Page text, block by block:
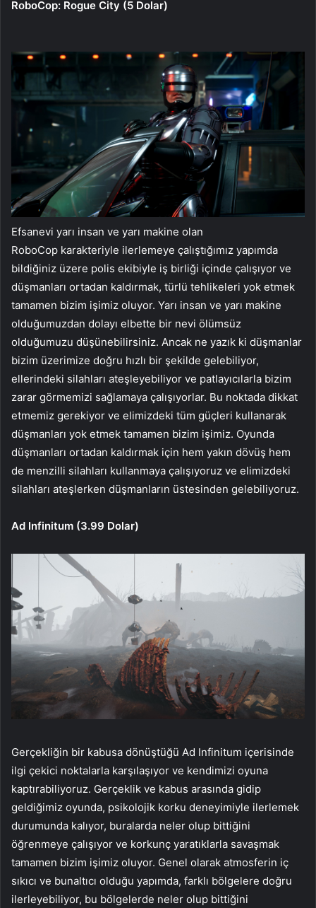
RoboCop: Rogue City (5 Dolar)
Efsanevi yarı insan ve yarı makine olan
RoboCop karakteriyle ilerlemeye çalıştığımız yapımda
bildiğiniz üzere polis ekibiyle iş birliği içinde çalışıyor ve
düşmanları ortadan kaldırmak, türlü tehlikeleri yok etmek
tamamen bizim işimiz oluyor. Yarı insan ve yarı makine
olduğumuzdan dolayı elbette bir nevi ölümsüz
olduğumuzu düşünebilirsiniz. Ancak ne yazık ki düşmanlar
bizim üzerimize doğru hızlı bir şekilde gelebiliyor,
ellerindeki silahları ateşleyebiliyor ve patlayıcılarla bizim
zarar görmemizi sağlamaya çalışıyorlar. Bu noktada dikkat
etmemiz gerekiyor ve elimizdeki tüm güçleri kullanarak
düşmanları yok etmek tamamen bizim işimiz. Oyunda
düşmanları ortadan kaldırmak için hem yakın dövüş hem
de menzilli silahları kullanmaya çalışıyoruz ve elimizdeki
silahları ateşlerken düşmanların üstesinden gelebiliyoruz.
Ad Infinitum (3.99 Dolar)
Gerçekliğin bir kabusa dönüştüğü Ad Infinitum içerisinde
ilgi çekici noktalarla karşılaşıyor ve kendimizi oyuna
kaptırabiliyoruz. Gerçeklik ve kabus arasında gidip
geldiğimiz oyunda, psikolojik korku deneyimiyle ilerlemek
durumunda kalıyor, buralarda neler olup bittiğini
öğrenmeye çalışıyor ve korkunç yaratıklarla savaşmak
tamamen bizim işimiz oluyor. Genel olarak atmosferin iç
sıkıcı ve bunaltıcı olduğu yapımda, farklı bölgelere doğru
ilerleyebiliyor, bu bölgelerde neler olup bittiğini